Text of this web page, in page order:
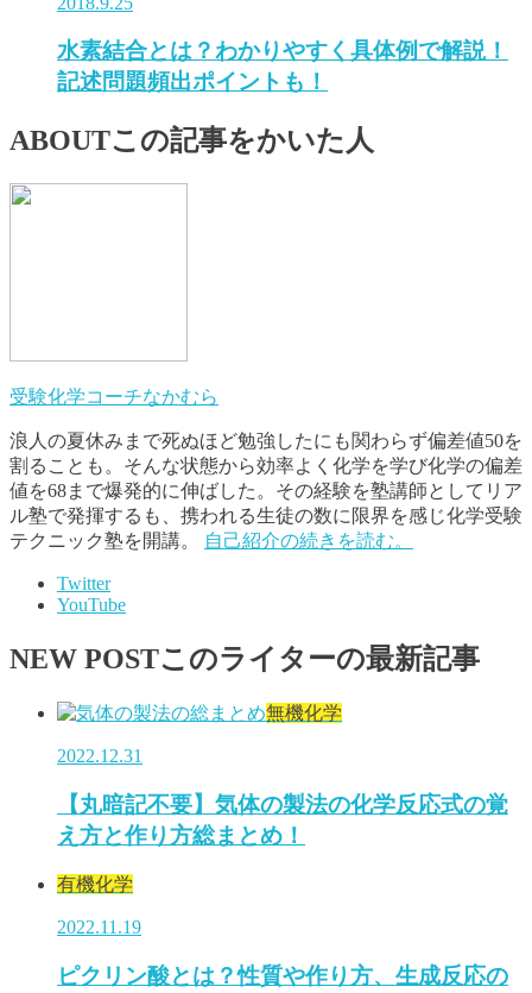
水素結合とは？わかりやすく具体例で解説！
記述問題頻出ポイントも！
ABOUTこの記事をかいた人
受験化学コーチなかむら
浪人の夏休みまで死ぬほど勉強したにも関わらず偏差値50を
割ることも。そんな状態から効率よく化学を学び化学の偏差
値を68まで爆発的に伸ばした。その経験を塾講師としてリア
ル塾で発揮するも、携われる生徒の数に限界を感じ化学受験
テクニック塾を開講。
自己紹介の続きを読む。
Twitter
YouTube
NEW POSTこのライターの最新記事
無機化学
2022.12.31
【丸暗記不要】気体の製法の化学反応式の覚
え方と作り方総まとめ！
有機化学
2022.11.19
ピクリン酸とは？性質や作り方、生成反応の